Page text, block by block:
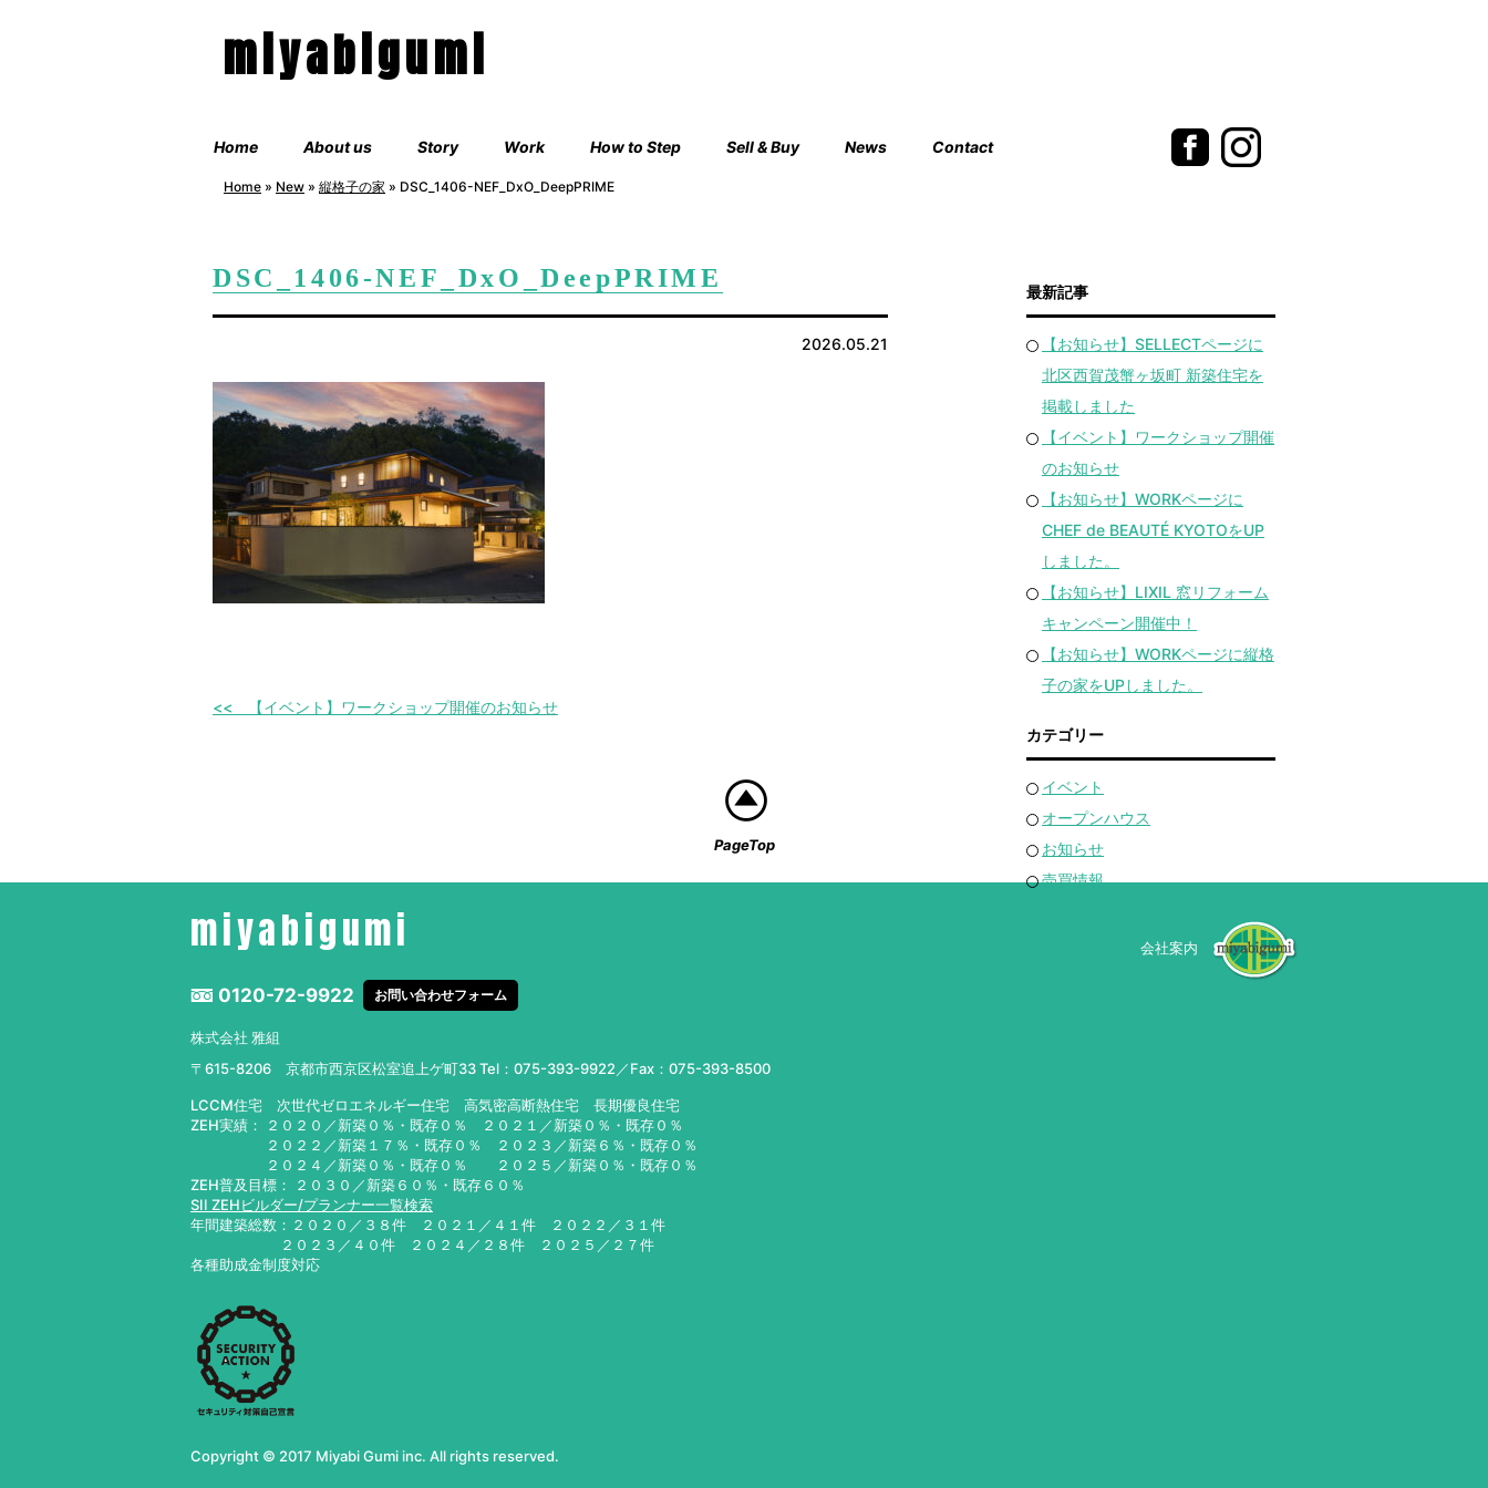
miyabigumi
Home About us Story Work How to Step Sell & Buy News Contact
Home » New » 縦格子の家 » DSC_1406-NEF_DxO_DeepPRIME
DSC_1406-NEF_DxO_DeepPRIME
2026.05.21
【イベント】ワークショップ開催のお知らせ
最新記事
【お知らせ】SELLECTページに
北区西賀茂蟹ヶ坂町 新築住宅を
掲載しました
【イベント】ワークショップ開催
のお知らせ
【お知らせ】WORKページに
CHEF de BEAUTÉ KYOTOをUP
しました。
【お知らせ】LIXIL 窓リフォーム
キャンペーン開催中！
【お知らせ】WORKページに縦格
子の家をUPしました。
カテゴリー
イベント
オープンハウス
お知らせ
売買情報
PageTop
miyabigumi
0120-72-9922 お問い合わせフォーム
株式会社 雅組
〒615-8206 京都市西京区松室追上ゲ町33Tel： 075-393-9922 ／Fax：075-393-8500
LCCM住宅 次世代ゼロエネルギー住宅 高気密高断熱住宅 長期優良住宅
ZEH実績： ２０２０／新築０％・既存０％ ２０２１／新築０％・既存０％
２０２２／新築１７％・既存０％ ２０２３／新築６％・既存０％
２０２４／新築０％・既存０％ ２０２５／新築０％・既存０％
ZEH普及目標： ２０３０／新築６０％・既存６０％
SII ZEHビルダー/プランナー一覧検索
年間建築総数：２０２０／３８件 ２０２１／４１件 ２０２２／３１件
２０２３／４０件 ２０２４／２８件 ２０２５／２７件
各種助成金制度対応
会社案内
Copyright © 2017 Miyabi Gumi inc. All rights reserved.